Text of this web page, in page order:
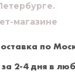
магазине
по
2-4 дня в